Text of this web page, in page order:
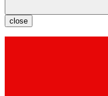
close